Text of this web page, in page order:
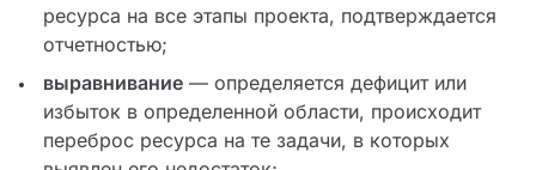
ресурса на все этапы проекта, подтверждается
отчетностью;
выравнивание — определяется дефицит или
избыток в определенной области, происходит
переброс ресурса на те задачи, в которых